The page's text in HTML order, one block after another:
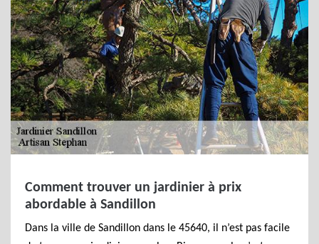
Comment trouver un jardinier à prix
abordable à Sandillon
Dans la ville de Sandillon dans le 45640, il n’est pas facile